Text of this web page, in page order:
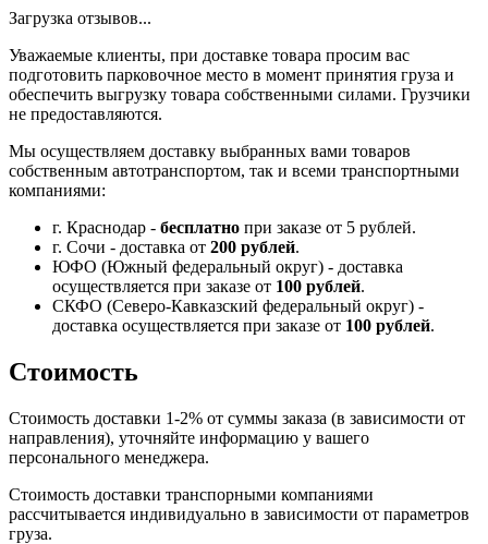
Загрузка отзывов...
Уважаемые клиенты, при доставке товара просим вас
подготовить парковочное место в момент принятия груза и
обеспечить выгрузку товара собственными силами. Грузчики
не предоставляются.
Мы осуществляем доставку выбранных вами товаров
собственным автотранспортом, так и всеми транспортными
компаниями:
г. Краснодар - бесплатно при заказе от 5 рублей.
г. Сочи - доставка от 200 рублей.
ЮФО (Южный федеральный округ) - доставка
осуществляется при заказе от 100 рублей.
СКФО (Северо-Кавказский федеральный округ) -
доставка осуществляется при заказе от 100 рублей.
Стоимость
Стоимость доставки 1-2% от суммы заказа (в зависимости от
направления), уточняйте информацию у вашего
персонального менеджера.
Стоимость доставки транспорными компаниями
рассчитывается индивидуально в зависимости от параметров
груза.